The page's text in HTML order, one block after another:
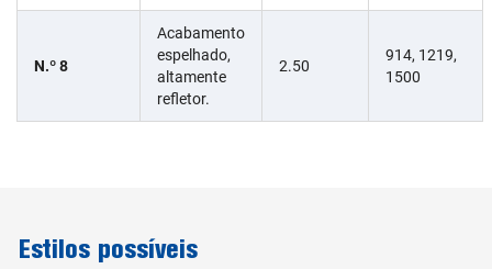
N.º 8
Acabamento
espelhado,
altamente
refletor.
2.50
914, 1219,
1500
Estilos possíveis